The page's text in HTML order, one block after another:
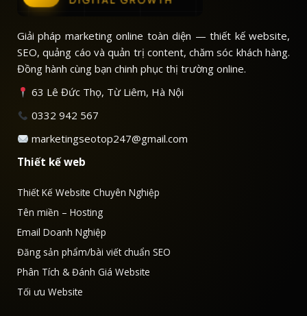
Giải pháp marketing online toàn diện — thiết kế website,
SEO, quảng cáo và quản trị content, chăm sóc khách hàng.
Đồng hành cùng bạn chinh phục thị trường online.
63 Lê Đức Thọ, Từ Liêm, Hà Nội
0332 942 567
marketingseotop247@gmail.com
Thiết kế web
Thiết Kế Website Chuyên Nghiệp
Tên miền – Hosting
Email Doanh Nghiệp
Đăng sản phẩm/bài viết chuẩn SEO
Phân Tích & Đánh Giá Website
Tối ưu Website